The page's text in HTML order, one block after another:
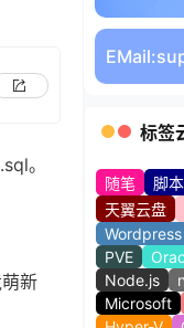
。
新
EMail:
标签
随笔 脚本
天翼云盘
Wordpress
PVE
Node.js
Microsoft